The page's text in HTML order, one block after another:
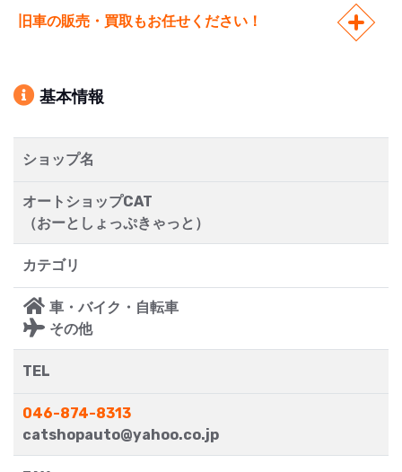
旧車の販売・買取もお任せください！
基本情報
ショップ名
オートショップCAT
（おーとしょっぷきゃっと）
カテゴリ
車・バイク・自転車
その他
TEL
046-874-8313
catshopauto@yahoo.co.jp